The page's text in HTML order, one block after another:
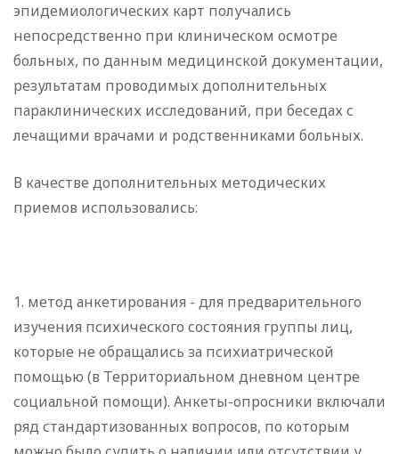
эпидемиологических карт получались
непосредственно при клиническом осмотре
больных, по данным медицинской документации,
результатам проводимых дополнительных
параклинических исследований, при беседах с
лечащими врачами и родственниками больных.
В качестве дополнительных методических
приемов использовались:
1. метод анкетирования - для предварительного
изучения психического состояния группы лиц,
которые не обращались за психиатрической
помощью (в Территориальном дневном центре
социальной помощи). Анкеты-опросники включали
ряд стандартизованных вопросов, по которым